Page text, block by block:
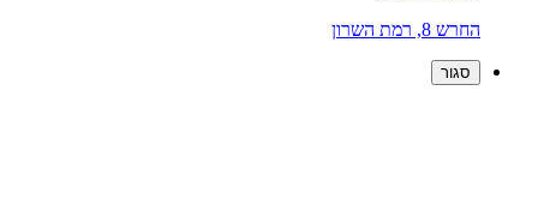
החרש 8, רמת השרון
סגור